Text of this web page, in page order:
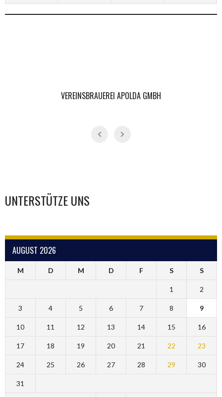
VEREINSBRAUEREI APOLDA GMBH
UNTERSTÜTZE UNS
AUGUST 2026
M D M D F S S
1 2
3 4 5 6 7 8 9
10 11 12 13 14 15 16
17 18 19 20 21 22 23
24 25 26 27 28 29 30
31